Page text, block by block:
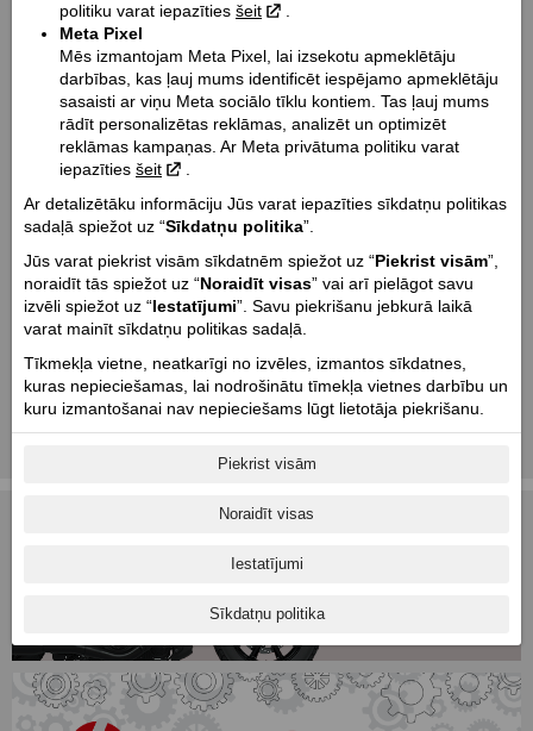
John Doe kopš 2001. gada nodarbojas ar apģērbu un aksesuāru ražošanu
moto braucējiem.
Viņu moto -"Mēs zinām, ka ir nozīme tam, ka Tu jūties tipat labi
apģērbies uz motocikla kā ikdienas dzīvē."
politiku varat iepazīties šeit
Meta Pixel
Mēs izmantojam Meta Pixel, lai izsekotu apmeklētāju
darbības, kas ļauj mums identificēt iespējamo apmeklētāju
sasaisti ar viņu Meta sociālo tīklu kontiem. Tas ļauj mums
rādīt personalizētas reklāmas, analizēt un optimizēt
reklāmas kampaņas. Ar Meta privātuma politiku varat
iepazīties šeit
Ar detalizētāku informāciju Jūs varat iepazīties sīkdatņu politikas
sadaļā spiežot uz “Sīkdatņu politika”.
Jūs varat piekrist visām sīkdatnēm spiežot uz “Piekrist visām”,
noraidīt tās spiežot uz “Noraidīt visas” vai arī pielāgot savu
izvēli spiežot uz “Iestatījumi”. Savu piekrišanu jebkurā laikā
varat mainīt sīkdatņu politikas sadaļā.
Tīkmekļa vietne, neatkarīgi no izvēles, izmantos sīkdatnes,
kuras nepieciešamas, lai nodrošinātu tīmekļa vietnes darbību un
kuru izmantošanai nav nepieciešams lūgt lietotāja piekrišanu.
Piekrist visām
Noraidīt visas
Iestatījumi
Sīkdatņu politika